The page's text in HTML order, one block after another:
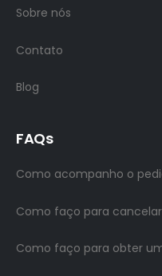
Sobre nós
Contato
Blog
FAQs
Como acompanho o
Como faço para
Como faço para obter